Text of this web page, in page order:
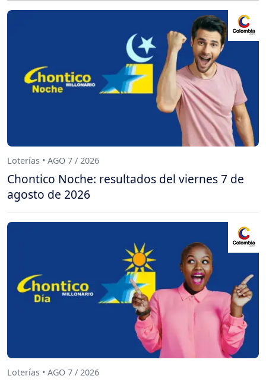
Loterías • AGO 7 / 2026
Chontico Noche: resultados del viernes 7 de
agosto de 2026
Loterías • AGO 7 / 2026